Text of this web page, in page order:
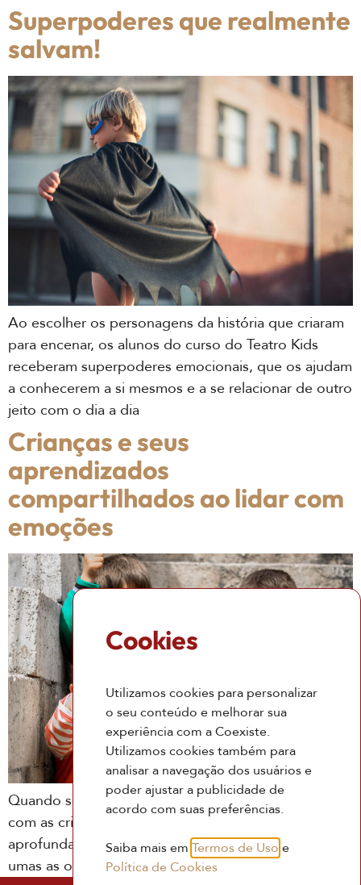
Superpoderes que realmente
salvam!
Ao escolher os personagens da história que criaram
para encenar, os alunos do curso do Teatro Kids
receberam superpoderes emocionais, que os ajudam
a conhecerem a si mesmos e a se relacionar de outro
jeito com o dia a dia
Crianças e seus
aprendizados
compartilhados ao lidar com
emoções
Quando se trata de lidar com emoções, conversar
com as crianças é sempre revelador. Elas topam
aprofundar a conversa e conseguem, muito, ajudar
umas as outras
Cookies
Utilizamos cookies para personalizar
o seu conteúdo e melhorar sua
experiência com a Coexiste.
Utilizamos cookies também para
analisar a navegação dos usuários e
poder ajustar a publicidade de
acordo com suas preferências.
Saiba mais em Termos de Uso e
Política de Cookies